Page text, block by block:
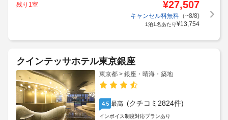
残り1室
¥27,507
キャンセル料無料（~8/8)
1泊1名あたり¥13,754
クインテッサホテル東京銀座
東京都 > 銀座・晴海・築地
4.5 最高 (クチコミ2824件)
インボイス制度対応プランあり